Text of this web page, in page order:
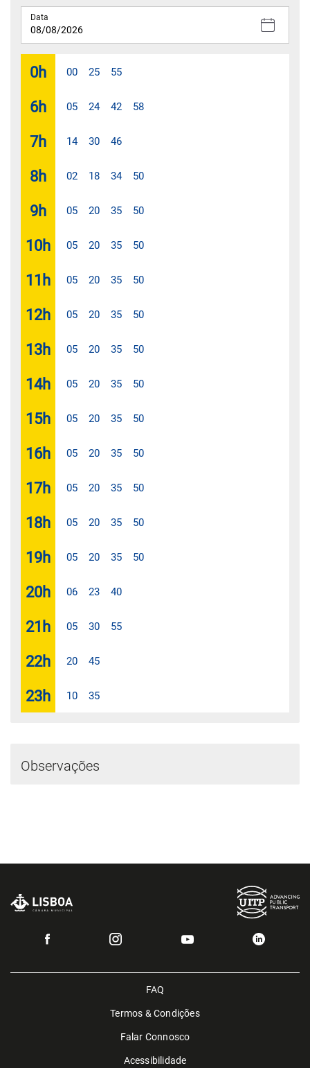
Data
0h 00 25 55
6h 05 24 42 58
7h 14 30 46
8h 02 18 34 50
9h 05 20 35 50
10h 05 20 35 50
11 h 05 20 35 50
12h 05 20 35 50
13h 05 20 35 50
14h 05 20 35 50
15h 05 20 35 50
16h 05 20 35 50
17h 05 20 35 50
18h 05 20 35 50
19h 05 20 35 50
20h 06 23 40
21 h 05 30 55
22h 20 45
23h 10 35
Observações
FAQ
Termos & Condições
Falar Connosco
Acessibilidade